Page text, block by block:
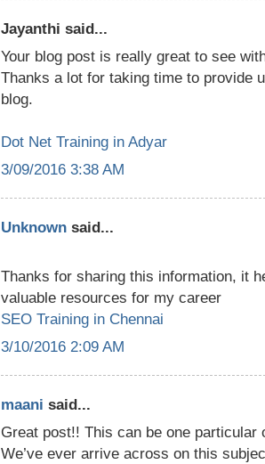
Jayanthi said...
Your blog post is really great to see
Thanks a lot for taking time to provide
blog.
Dot Net Training in Adyar
3/09/2016 3:38 AM
Unknown said...
Thanks for sharing this information, it
valuable resources for my career
SEO Training in Chennai
3/10/2016 2:09 AM
maani said...
Great post!! This can be one particular
We’ve ever arrive across on this